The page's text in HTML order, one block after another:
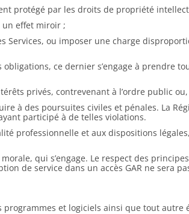
protégé par les droits de propriété
un effet miroir ;
ou imposer une charge
ce dernier s’engage à prendre
privés, contrevenant à l’ordre public
à des poursuites civiles et pénales. La
participé à de telles violations.
professionnelle et aux dispositions
qui s’engage. Le respect des
de service dans un accès GAR ne sera
et logiciels ainsi que tout